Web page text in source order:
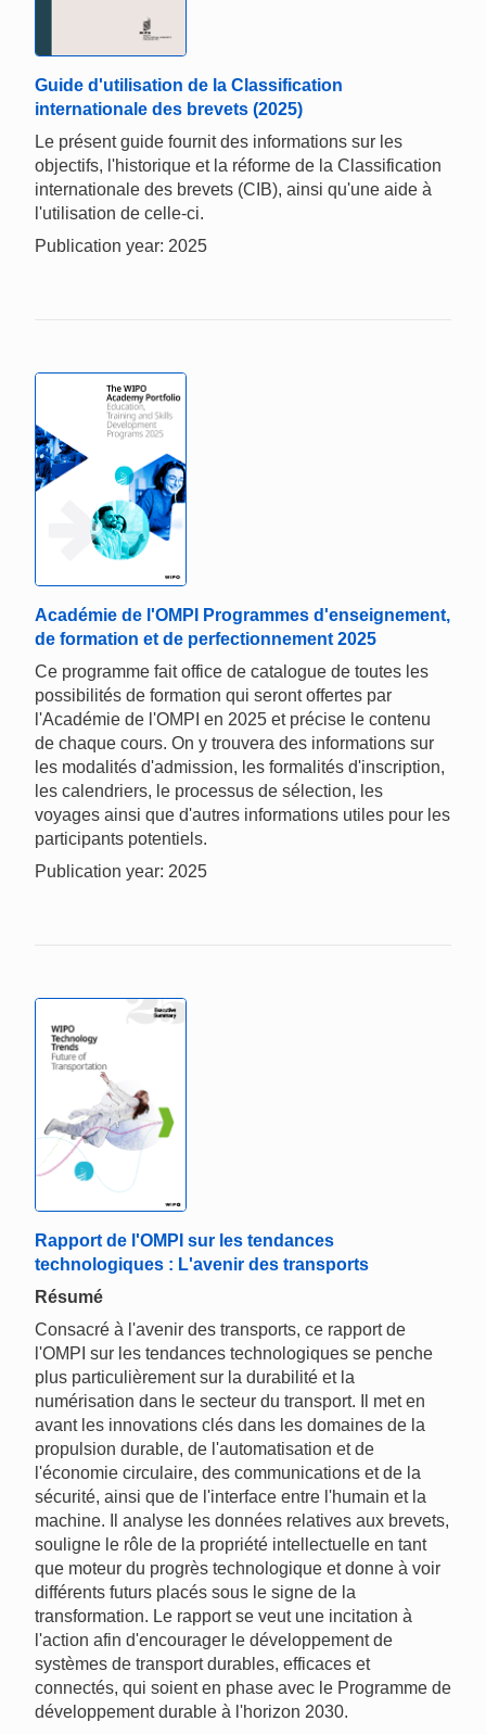
Guide d'utilisation de la Classification
internationale des brevets (2025)
Le présent guide fournit des informations sur les
objectifs, l'historique et la réforme de la Classification
internationale des brevets (CIB), ainsi qu'une aide à
l'utilisation de celle-ci.
Publication year: 2025
Académie de l'OMPI Programmes d'enseignement,
de formation et de perfectionnement 2025
Ce programme fait office de catalogue de toutes les
possibilités de formation qui seront offertes par
l'Académie de l'OMPI en 2025 et précise le contenu
de chaque cours. On y trouvera des informations sur
les modalités d'admission, les formalités d'inscription,
les calendriers, le processus de sélection, les
voyages ainsi que d'autres informations utiles pour les
participants potentiels.
Publication year: 2025
Rapport de l'OMPI sur les tendances
technologiques : L'avenir des transports
Résumé
Consacré à l'avenir des transports, ce rapport de
l'OMPI sur les tendances technologiques se penche
plus particulièrement sur la durabilité et la
numérisation dans le secteur du transport. Il met en
avant les innovations clés dans les domaines de la
propulsion durable, de l'automatisation et de
l'économie circulaire, des communications et de la
sécurité, ainsi que de l'interface entre l'humain et la
machine. Il analyse les données relatives aux brevets,
souligne le rôle de la propriété intellectuelle en tant
que moteur du progrès technologique et donne à voir
différents futurs placés sous le signe de la
transformation. Le rapport se veut une incitation à
l'action afin d'encourager le développement de
systèmes de transport durables, efficaces et
connectés, qui soient en phase avec le Programme de
développement durable à l'horizon 2030.